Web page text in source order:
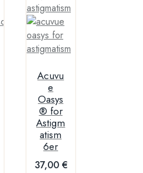
Acuvu
e
Oasys
® for
Astigm
atism
6er
37,00 €